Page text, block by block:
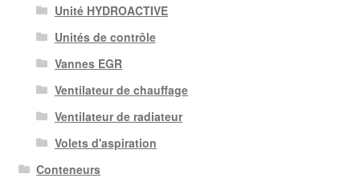
Unité HYDROACTIVE
Unités de contrôle
Vannes EGR
Ventilateur de chauffage
Ventilateur de radiateur
Volets d'aspiration
Conteneurs